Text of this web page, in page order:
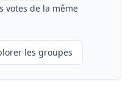
votes de la même
les groupes